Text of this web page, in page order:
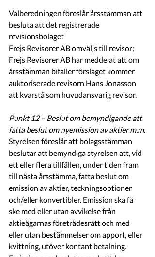
Valberedningen föreslår årsstämman att
besluta att det registrerade
revisionsbolaget
Frejs Revisorer AB omväljs till revisor;
Frejs Revisorer AB har meddelat att om
årsstämman bifaller förslaget kommer
auktoriserade revisorn Hans Jonasson
att kvarstå som huvudansvarig revisor.
Punkt 12 – Beslut om bemyndigande att
fatta beslut om nyemission av aktier m.m.
Styrelsen föreslår att bolagsstämman
beslutar att bemyndiga styrelsen att, vid
ett eller flera tillfällen, under tiden fram
till nästa årsstämma, fatta beslut om
emission av aktier, teckningsoptioner
och/eller konvertibler. Emission ska få
ske med eller utan avvikelse från
aktieägarnas företrädesrätt och med
eller utan bestämmelser om apport, eller
kvittning, utöver kontant betalning.